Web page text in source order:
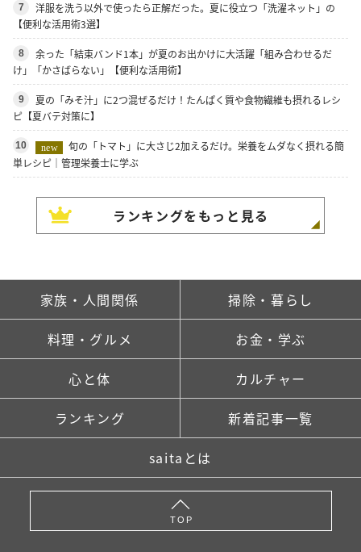
7
洋服を洗う以外で使ったら正解だった。夏に役立つ「洗濯ネット」の
【便利な活用術3選】
8
余った「結束バンド1本」が夏のお出かけに大活躍「組み合わせるだ
け」「かさばらない」【便利な活用術】
9
夏の「みそ汁」に2つ混ぜるだけ！たんぱく質や食物繊維も摂れるレシ
ピ【夏バテ対策に】
10 new
旬の「トマト」に大さじ2加えるだけ。栄養をムダなく摂れる簡
単レシピ｜管理栄養士に学ぶ
ランキングをもっと見る
家族・人間関係 掃除・暮らし
料理・グルメ お金・学ぶ
心と体 カルチャー
ランキング 新着記事一覧
saitaとは
TOP